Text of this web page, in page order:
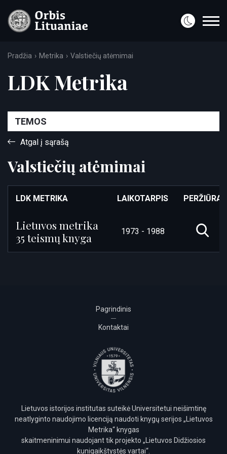
Pradžia Metrika Valstiečių atėmimai
LDK Metrika
TEMOS
Atgal į sąrašą
Valstiečių atėmimai
LDK METRIKA LAIKOTARPIS PERŽIŪRA
Lietuvos metrika
35 teismų knyga
1973 - 1988
Pagrindinis
Kontaktai
Lietuvos istorijos institutas suteikė Universitetui neišimtinę
neatlyginto naudojimo licenciją naudoti knygų serijos „Lietuvos
Metrika“ knygas
skaitmeninimui naudojant tik projekto „Lietuvos Didžiosios
kunigaikštystės vartai“.